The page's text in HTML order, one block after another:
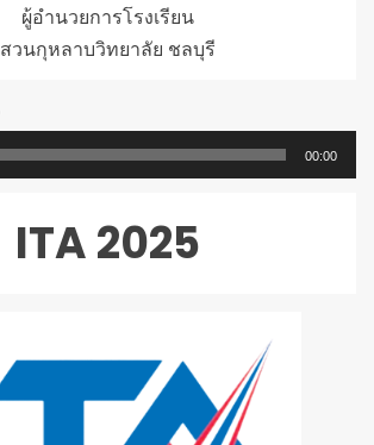
ผู้อำนวยการโรงเรียน
สวนกุหลาบวิทยาลัย ชลบุรี
00:00
ITA 2025